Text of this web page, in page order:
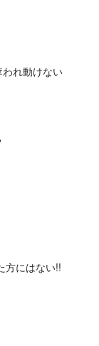
れ動けない
方にはない!!